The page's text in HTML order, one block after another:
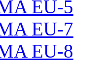
EU-5
EU-7
EU-8